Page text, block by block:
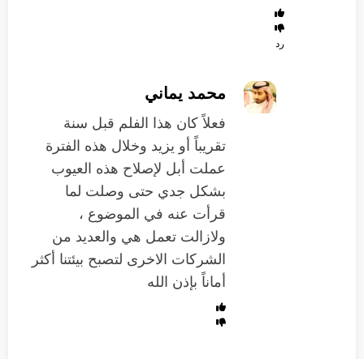
رد
محمد يماني
فعلاً كان هذا الفلم قبل سنة
تقريباً أو يزيد وخلال هذه الفترة
عملت أبل لإصلاح هذه العيوب
بشكل جدي حتى وصلت لما
قرأت عنه في الموضوع ،
ولازالت تعمل هي والعديد من
الشركات الاخرى لتصبح بيئتنا أكثر
أماناً بإذن الله